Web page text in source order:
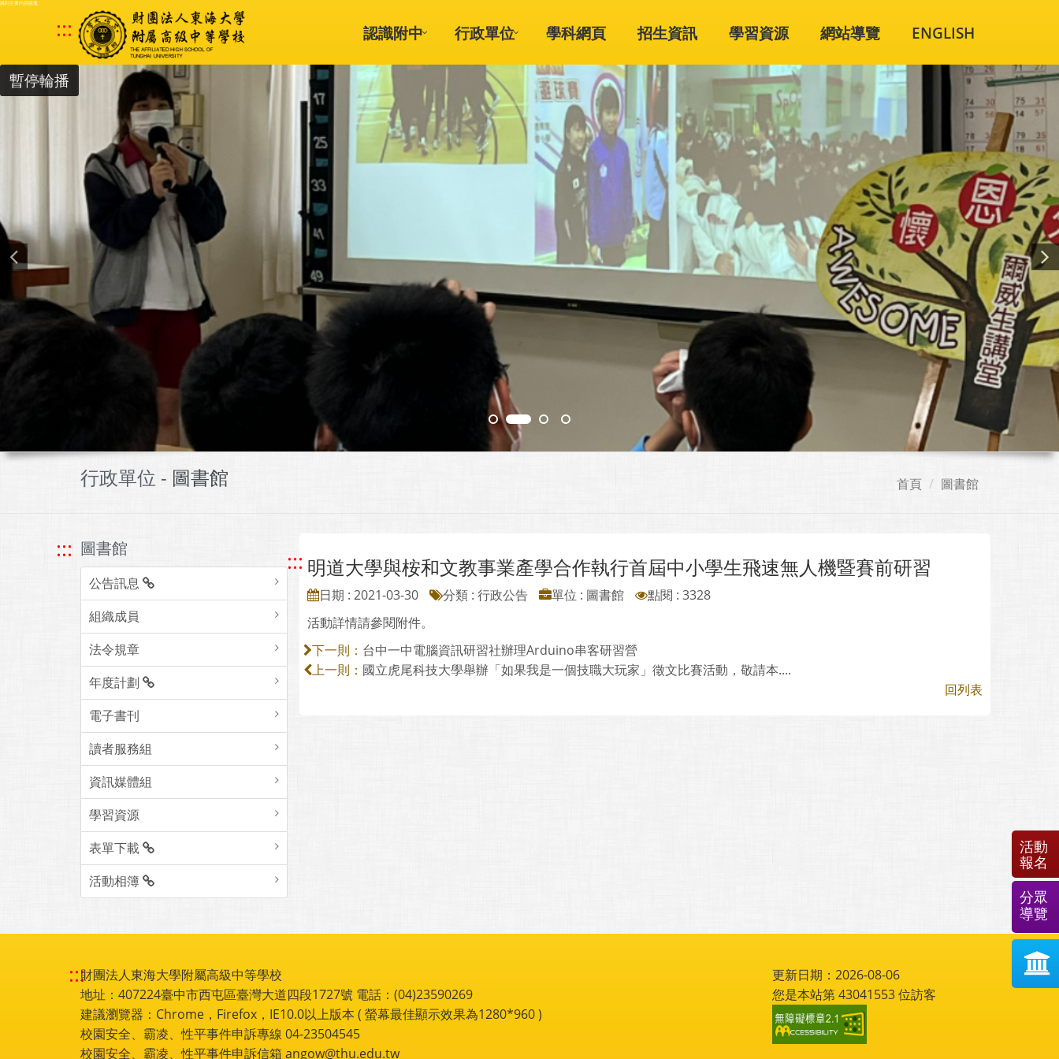
跳到主要內容區塊
::: 認識附中 行政單位 學科網頁 招生資訊 學習資源 網站導覽 ENGLISH
暫停輪播
行政單位 - 圖書館 首頁 圖書館
::: 圖書館
公告訊息
組織成員
法令規章
年度計劃
電子書刊
讀者服務組
資訊媒體組
學習資源
表單下載
活動相簿
::: 明道大學與桉和文教事業產學合作執行首屆中小學生飛速無人機暨賽前研習
日期 : 2021-03-30 分類 : 行政公告 單位 : 圖書館
點閱 : 3328
活動詳情請參閱附件。
下一則： 台中一中電腦資訊研習社辦理Arduino串客研習營
上一則： 國立虎尾科技大學舉辦「如果我是一個技職大玩家」徵文比賽活動，敬請本....
回列表
:::財團法人東海大學附屬高級中等學校
地址：407224臺中市西屯區臺灣大道四段1727號 電話：(04)23590269
建議瀏覽器：Chrome，Firefox，IE10.0以上版本 ( 螢幕最佳顯示效果為1280*960 )
校園安全、霸凌、性平事件申訴專線 04-23504545
校園安全、霸凌、性平事件申訴信箱 angow@thu.edu.tw
更新日期：2026-08-06
您是本站第43041553位訪客
活動
報名
分眾
導覽